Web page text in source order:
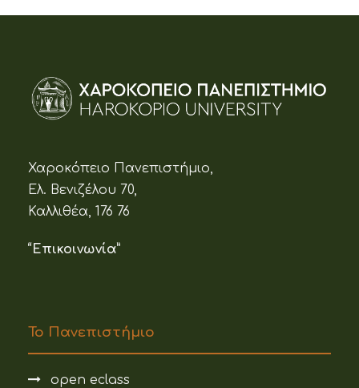
Χαροκόπειο Πανεπιστήμιο,
Ελ. Βενιζέλου 70,
Καλλιθέα, 176 76
“Επικοινωνία”
Το Πανεπιστήμιο
open eclass